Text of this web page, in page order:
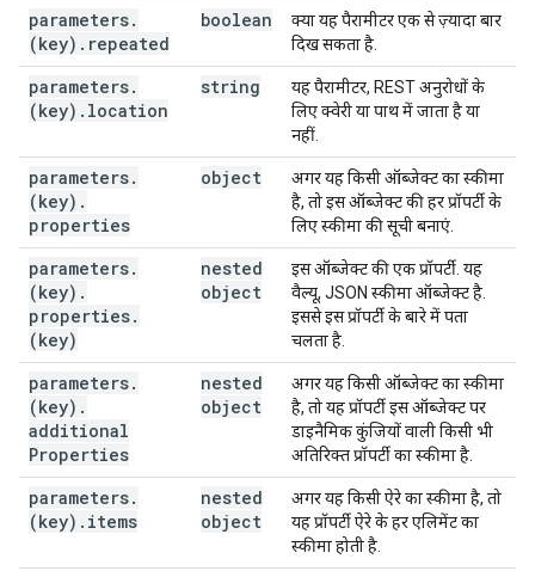
"repeated"
boolean
,
"location": string
,
"properties"
(key)
: ( JsonSchema)
},
"additionalProperties"
"items": (JsonSchema),
"annotations"
]
},
[
string
],
:
"$ref"
},
"$ref"
string
},
parameters.
(key) . repeated
boolean
क्या यह पैरामीटर एक से ज़्यादा बार
दिख सकता है.
parameters.
(key) . location
string
यह पैरामीटर, REST अनुरोधों के
लिए क्वेरी या पाथ में जाता है या
नहीं.
parameters.
(key) .
properties
object
अगर यह किसी ऑब्जेक्ट का स्कीमा
है, तो इस ऑब्जेक्ट की हर प्रॉपर्टी के
लिए स्कीमा की सूची बनाएं.
parameters.
(key) .
properties.
(key)
nested
object
इस ऑब्जेक्ट की एक प्रॉपर्टी. यह
वैल्यू, JSON स्कीमा ऑब्जेक्ट है.
इससे इस प्रॉपर्टी के बारे में पता
चलता है.
parameters.
(key) .
additional
Properties
nested
object
अगर यह किसी ऑब्जेक्ट का स्कीमा
है, तो यह प्रॉपर्टी इस ऑब्जेक्ट पर
डाइनैमिक कुंजियों वाली किसी भी
अतिरिक्त प्रॉपर्टी का स्कीमा है.
parameters.
(key) . items
nested
object
अगर यह किसी ऐरे का स्कीमा है, तो
यह प्रॉपर्टी ऐरे के हर एलिमेंट का
स्कीमा होती है.